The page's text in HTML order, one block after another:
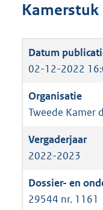
Kamerstuk
02-12-2022
Tweede Kamer
2022-2023
29544 nr. 1161